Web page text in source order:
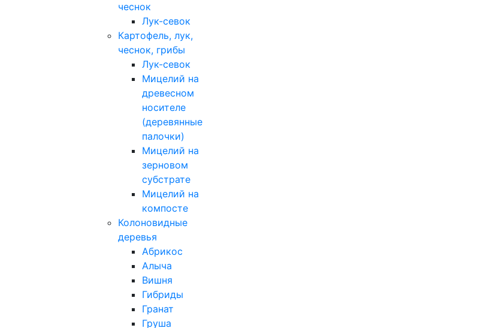
чеснок
Лук-севок
Картофель, лук,
чеснок, грибы
Лук-севок
Мицелий на
древесном
носителе
(деревянные
палочки)
Мицелий на
зерновом
субстрате
Мицелий на
компосте
Колоновидные
деревья
Абрикос
Алыча
Вишня
Гибриды
Гранат
Груша